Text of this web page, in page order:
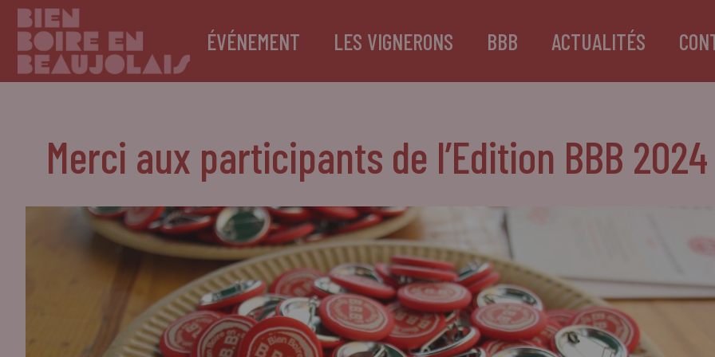
ÉVÉNEMENT LES VIGNERONS BBB ACTUALITÉS
Merci aux participants de l’Edition BBB 2024